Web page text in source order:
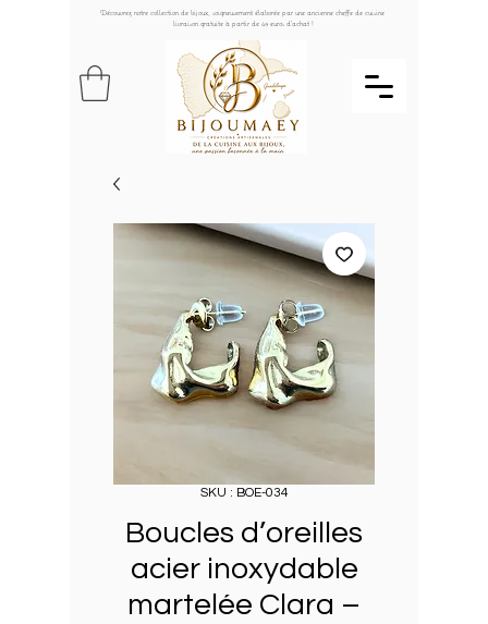
Découvrez notre collection de bijoux, soigneusement élaborée par une ancienne cheffe de cuisine
livraison gratuite à partir de 49 euros d'achat !
SKU : BOE-034
Boucles d’oreilles
acier inoxydable
martelée Clara –